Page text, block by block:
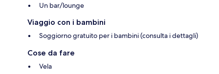
Un bar/lounge
Viaggio con i bambini
Soggiorno gratuito per i bambini (consulta i dettagli)
Cose da fare
Vela